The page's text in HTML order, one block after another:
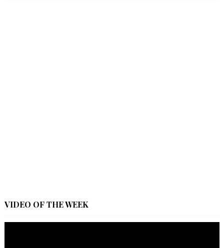
VIDEO OF THE WEEK